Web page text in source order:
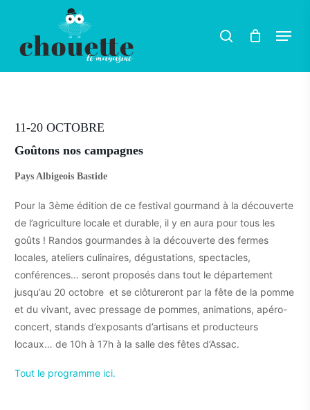
main
search Menu
11-20 OCTOBRE
Goûtons nos campagnes
Pays Albigeois Bastide
Pour la 3ème édition de ce festival gourmand à la découverte
de l’agriculture locale et durable, il y en aura pour tous les
goûts ! Randos gourmandes à la découverte des fermes
locales, ateliers culinaires, dégustations, spectacles,
conférences… seront proposés dans tout le département
jusqu’au 20 octobre et se clôtureront par la fête de la pomme
et du vivant, avec pressage de pommes, animations, apéro-
concert, stands d’exposants d’artisans et producteurs
locaux… de 10h à 17h à la salle des fêtes d’Assac.
Tout le programme ici.